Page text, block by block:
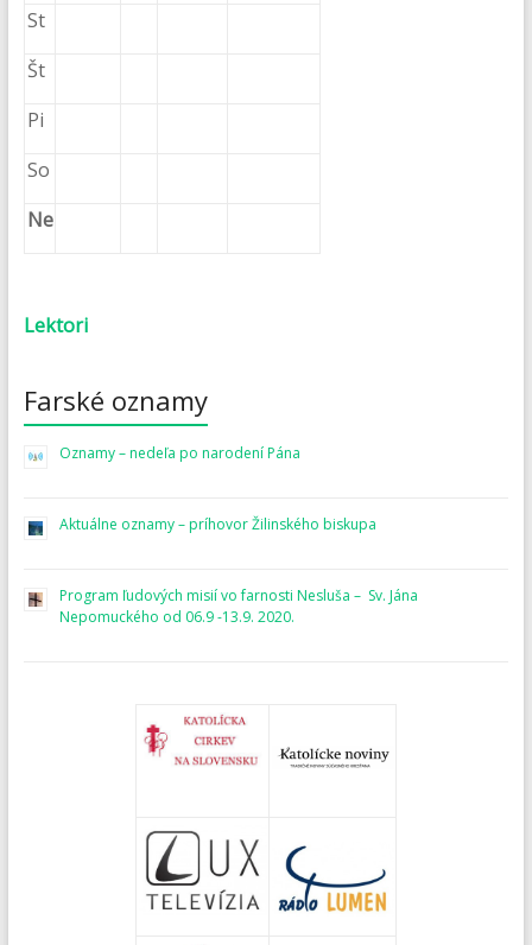
St
Št
Pi
So
Ne
Lektori
Farské oznamy
Oznamy – nedeľa po narodení Pána
Aktuálne oznamy – príhovor Žilinského biskupa
Program ľudových misií vo farnosti Nesluša – Sv. Jána
Nepomuckého od 06.9 -13.9. 2020.